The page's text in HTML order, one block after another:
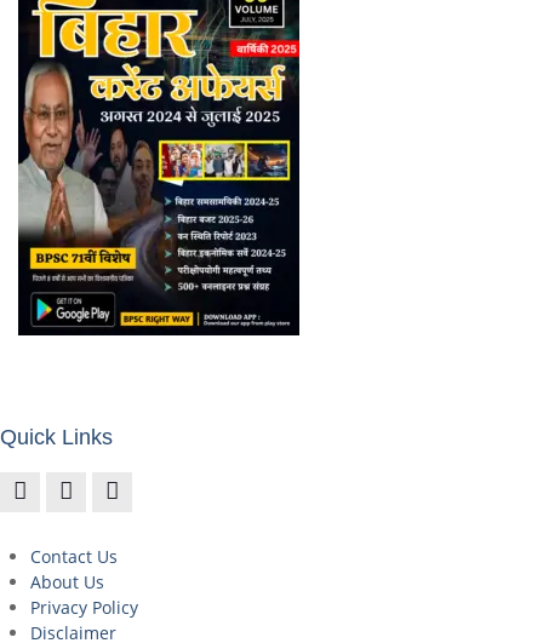
Quick Links
Contact Us
About Us
Privacy Policy
Disclaimer